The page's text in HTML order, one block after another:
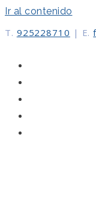
Ir al contenido
T. 925228710 | E.